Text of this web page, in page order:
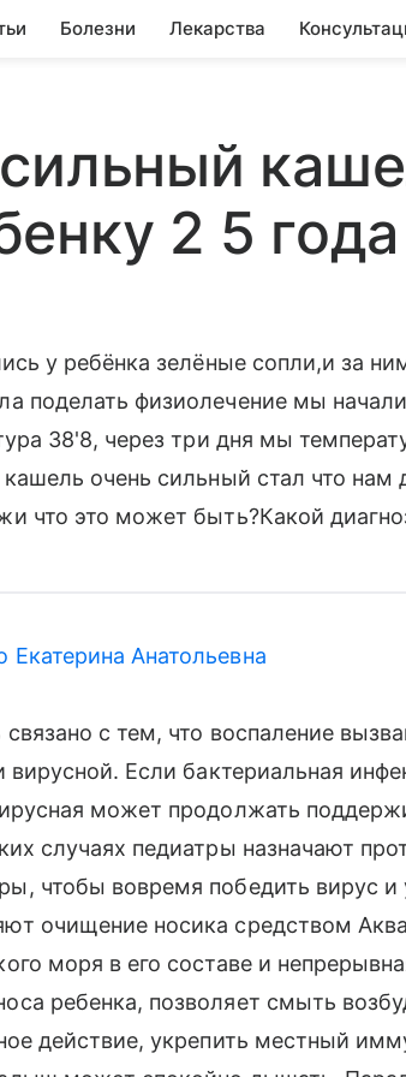
Болезни Лекарства
2 5 года
у ребёнка зелёные сопли,и за
поделать физиолечение мы
38'8, через три дня мы
кашель очень сильный стал что
что это может быть?Какой
Анатольевна
с тем, что воспаление
вирусной. Если бактериальная
может продолжать
случаях педиатры назначают
чтобы вовремя победить вирус и
очищение носика средством
моря в его составе и
ребенка, позволяет смыть
действие, укрепить местный